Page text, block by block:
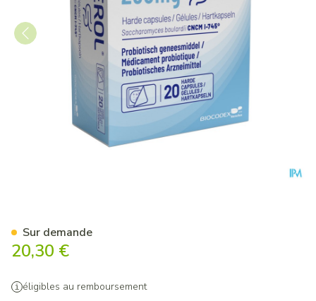
20,30 €
éligibles au remboursement
Sur demande